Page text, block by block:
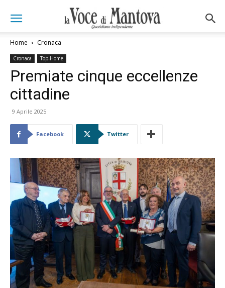
Home Cronaca
Cronaca Top-Home
Premiate cinque eccellenze
cittadine
9 Aprile 2025
Facebook Twitter